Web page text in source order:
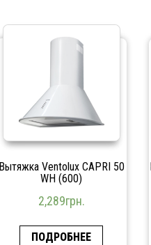
Вытяжка Ventolux CAPRI 50
WH (600)
2,289грн.
ПОДРОБНЕЕ